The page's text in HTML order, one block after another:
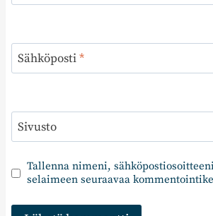
Sähköposti*
Sivusto
Tallenna nimeni,
selaimeen seuraavaa